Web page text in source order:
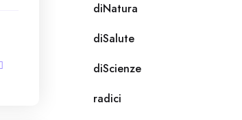
diNatura
diSalute
diScienze
radici